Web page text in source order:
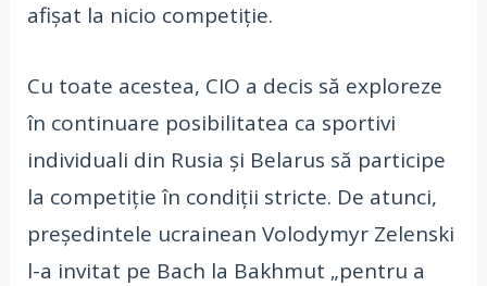
afișat la nicio competiție.
Cu toate acestea, CIO a decis să exploreze
în continuare posibilitatea ca sportivi
individuali din Rusia și Belarus să participe
la competiție în condiții stricte. De atunci,
președintele ucrainean Volodymyr Zelenski
l-a invitat pe Bach la Bakhmut „pentru a